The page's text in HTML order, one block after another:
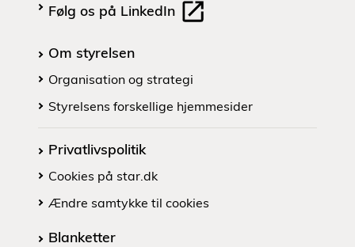
Følg os på LinkedIn
Om styrelsen
Organisation og strategi
Styrelsens forskellige hjemmesider
Privatlivspolitik
Cookies på star.dk
Ændre samtykke til cookies
Blanketter